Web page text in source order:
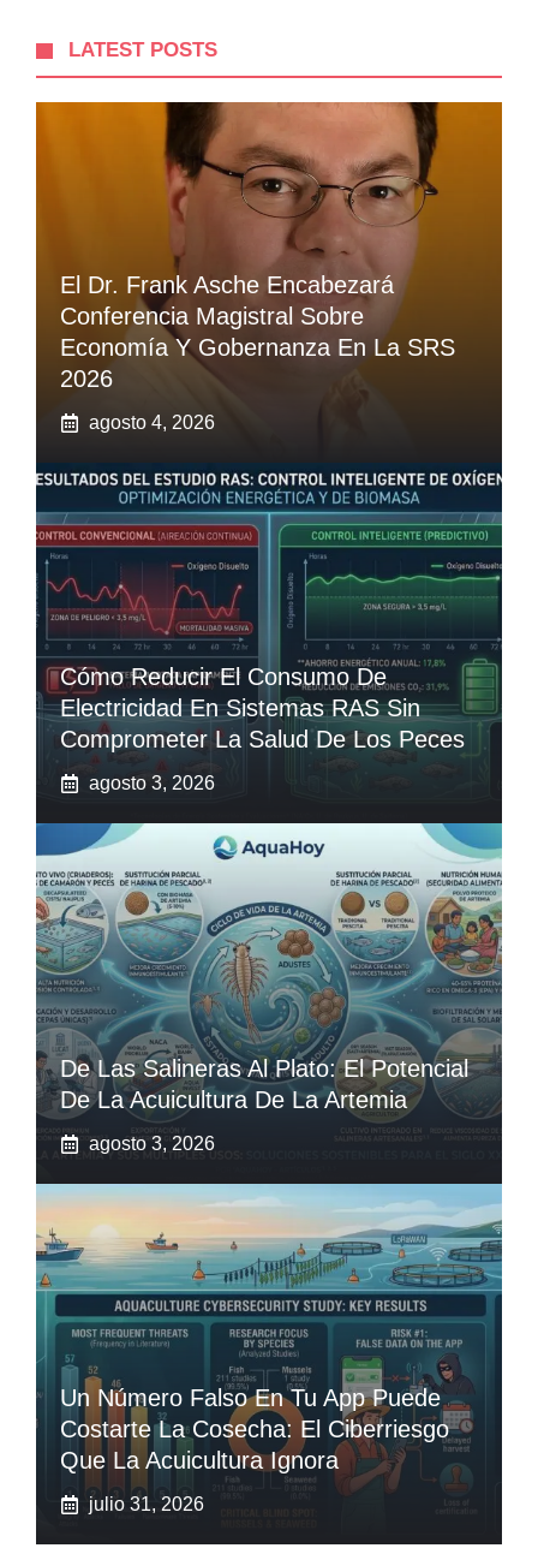
LATEST POSTS
El Dr. Frank Asche Encabezará
Conferencia Magistral Sobre
Economía Y Gobernanza En La SRS
2026
agosto 4, 2026
Cómo Reducir El Consumo De
Electricidad En Sistemas RAS Sin
Comprometer La Salud De Los Peces
agosto 3, 2026
De Las Salineras Al Plato: El Potencial
De La Acuicultura De La Artemia
agosto 3, 2026
Un Número Falso En Tu App Puede
Costarte La Cosecha: El Ciberriesgo
Que La Acuicultura Ignora
julio 31, 2026